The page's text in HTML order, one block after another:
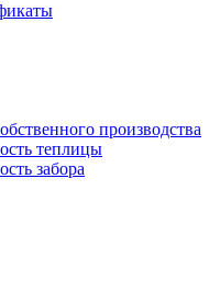
производства
теплицы
забора